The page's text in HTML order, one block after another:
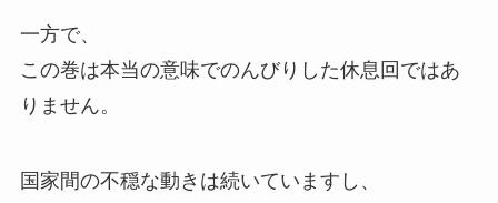
一方で、
この巻は本当の意味でのんびりした休息回ではあ
りません。
国家間の不穏な動きは続いていますし、